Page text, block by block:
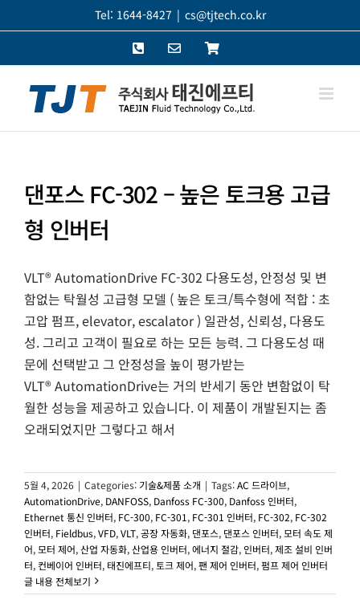
텐
Tel: 1644-8427 | cs@tjtech.co.kr
Phone이
쇼
댄포스 FC-302 – 높은 토크용 고급
형 인버터
VLT® AutomationDrive FC-302 다용도성, 안정성 및 변
함없는 탁월성 고급형 모델 ( 높은 토크/특수형에 적합 : 초
고압 펌프, elevator, escalator ) 일관성, 신뢰성, 다용도
성. 그리고 고객이 필요로 하는 모든 능력. 그 다용도성 때
문에 선택받고 그 안정성을 높이 평가받는
VLT® AutomationDrive는 거의 반세기 동안 변함없이 탁
월한 성능을 제공하고 있습니다. 이 제품이 개발된지는 좀
오래되었지만 그렇다고 해서
5월 4, 2026 | Categories: 기술&제품 소개 | Tags:AC 드라이브,
AutomationDrive, DANFOSS, Danfoss FC-300, Danfoss 인버터,
Ethernet 통신 인버터, FC-300, FC-301, FC-301 인버터, FC-302, FC-302
인버터, Fieldbus,VFD,VLT,공장 자동화, 댄포스, 댄포스 인버터,모터 속도 제
어,모터 제어,산업 자동화,산업용 인버터,에너지 절감,인버터,제조 설비 인버
터, 컨베이어 인버터, 태진에프티,토크 제어,팬 제어 인버터,펌프 제어 인버터
글 내용 전체보기